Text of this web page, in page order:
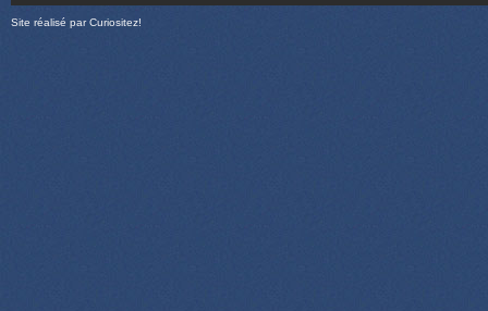
Site réalisé parCuriositez!